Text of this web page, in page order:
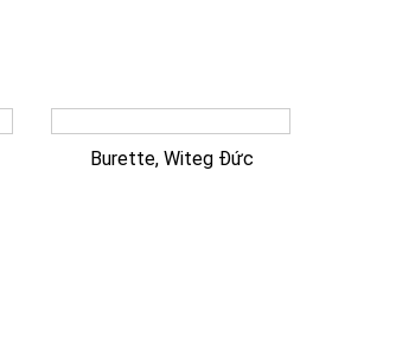
Burette, Witeg Đức